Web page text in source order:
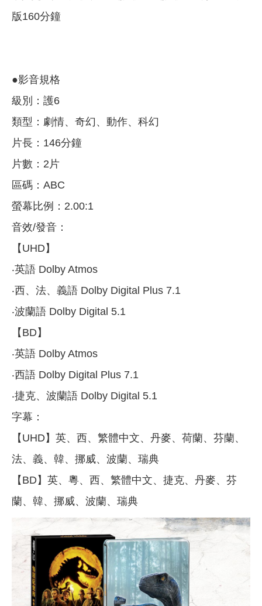
版160分鐘
●影音規格
級別：護6
類型：劇情、奇幻、動作、科幻
片長：146分鐘
片數：2片
區碼：ABC
螢幕比例：2.00:1
音效/發音：
【UHD】
‧英語 Dolby Atmos
‧西、法、義語 Dolby Digital Plus 7.1
‧波蘭語 Dolby Digital 5.1
【BD】
‧英語 Dolby Atmos
‧西語 Dolby Digital Plus 7.1
‧捷克、波蘭語 Dolby Digital 5.1
字幕：
【UHD】英、西、繁體中文、丹麥、荷蘭、芬蘭、
法、義、韓、挪威、波蘭、瑞典
【BD】英、粵、西、繁體中文、捷克、丹麥、芬
蘭、韓、挪威、波蘭、瑞典